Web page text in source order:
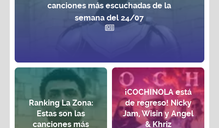
canciones más escuchadas de la
semana del 24/07
Ranking La Zona:
Estas son las
canciones más
¡COCHINOLA está
de regreso! Nicky
Jam, Wisin y Angel
& Khriz